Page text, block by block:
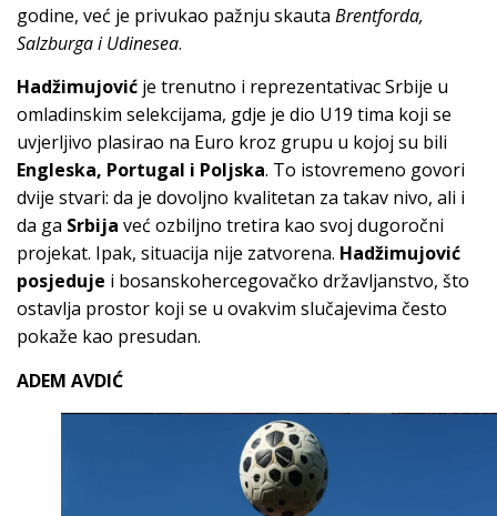
godine, već je privukao pažnju skauta Brentforda,
Salzburga i Udinesea.
Hadžimujović je trenutno i reprezentativac Srbije u
omladinskim selekcijama, gdje je dio U19 tima koji se
uvjerljivo plasirao na Euro kroz grupu u kojoj su bili
Engleska, Portugal i Poljska. To istovremeno govori
dvije stvari: da je dovoljno kvalitetan za takav nivo, ali i
da ga Srbija već ozbiljno tretira kao svoj dugoročni
projekat. Ipak, situacija nije zatvorena. Hadžimujović
posjeduje i bosanskohercegovačko državljanstvo, što
ostavlja prostor koji se u ovakvim slučajevima često
pokaže kao presudan.
ADEM AVDIĆ